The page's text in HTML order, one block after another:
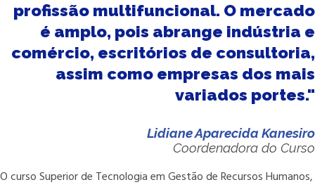
profissão multifuncional. O mercado
é amplo, pois abrange indústria e
comércio, escritórios de consultoria,
assim como empresas dos mais
variados portes."
Lidiane Aparecida Kanesiro
Coordenadora do Curso
O curso Superior de Tecnologia em Gestão de Recursos Humanos,